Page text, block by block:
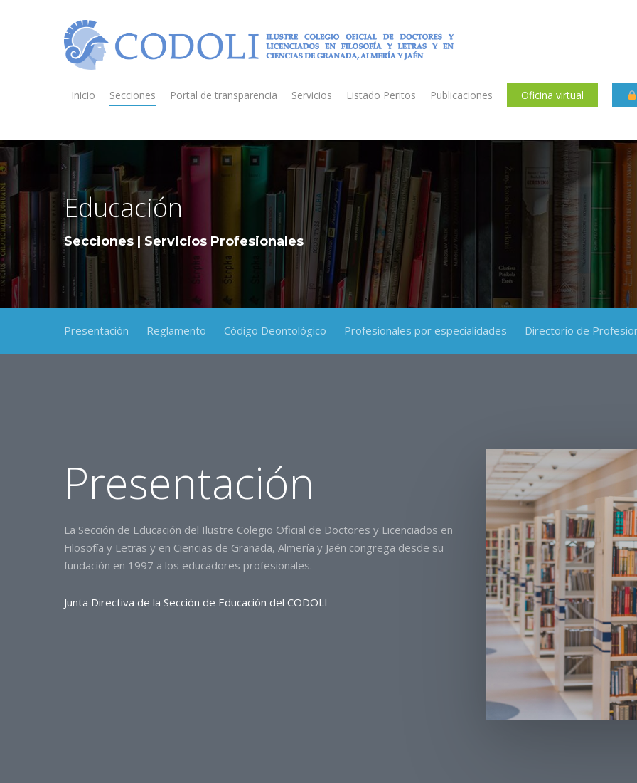
Inicio Secciones Portal de transparencia Servicios Listado Peritos Publicaciones Oficina virtual
Educación
Secciones | Servicios Profesionales
Presentación Reglamento Código Deontológico Profesionales por especialidades Directorio de
Presentación
La Sección de Educación del Ilustre Colegio Oficial de Doctores y Licenciados en
Filosofía y Letras y en Ciencias de Granada, Almería y Jaén congrega desde su
fundación en 1997 a los educadores profesionales.
Junta Directiva de la Sección de Educación del CODOLI